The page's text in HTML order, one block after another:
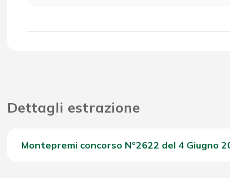
Dettagli estrazione
Montepremi concorso Nº2622 del 4 Giugno